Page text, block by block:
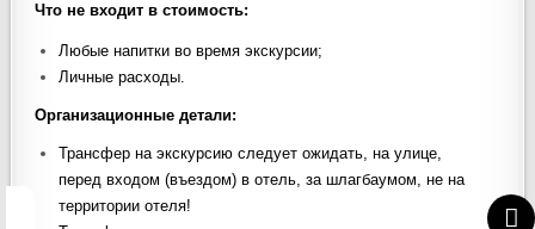
Что не входит в стоимость:
Любые напитки во время экскурсии;
Личные расходы.
Организационные детали:
Трансфер на экскурсию следует ожидать, на улице,
перед входом (въездом) в отель, за шлагбаумом, не на
территории отеля!